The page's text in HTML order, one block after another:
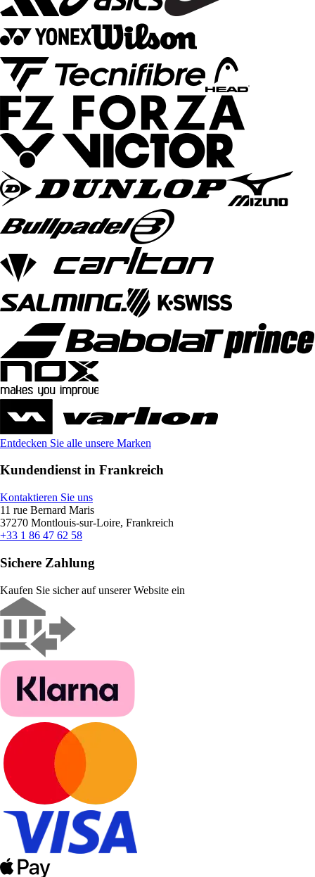
Entdecken Sie alle unsere Marken
Kundendienst in Frankreich
Kontaktieren Sie uns
11 rue Bernard Maris
37270 Montlouis-sur-Loire, Frankreich
+33 1 86 47 62 58
Sichere Zahlung
Kaufen Sie sicher auf unserer Website ein